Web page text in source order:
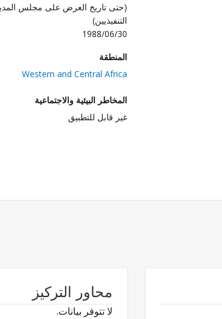
(حتى تاريخ العرض على مجلس
التنفيذيين)
1988/06/30
المنطقة
Western and Central Africa
المخاطر البيئية والاجتماعية
غير قابل للتطبيق
محاور التركيز
لا تتوفر بيانات.